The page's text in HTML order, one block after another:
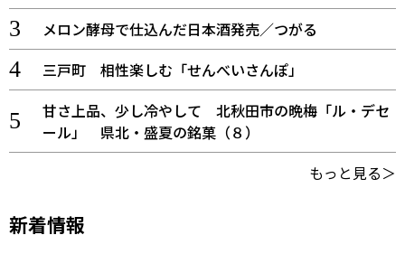
メロン酵母で仕込んだ日本酒発売／つがる
三戸町 相性楽しむ「せんべいさんぽ」
甘さ上品、少し冷やして 北秋田市の晩梅「ル・デセ
ール」 県北・盛夏の銘菓（８）
もっと見る＞
新着情報